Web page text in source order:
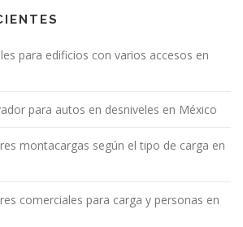
para edificios con varios accesos en
para autos en desniveles en México
montacargas según el tipo de carga en
comerciales para carga y personas en